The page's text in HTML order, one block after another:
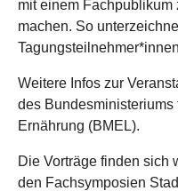
mit einem
machen. So
Weitere Infos zur
des Bundesministeriums
Ernährung (BMEL).
Die Vorträge finden sich
den Fachsymposien